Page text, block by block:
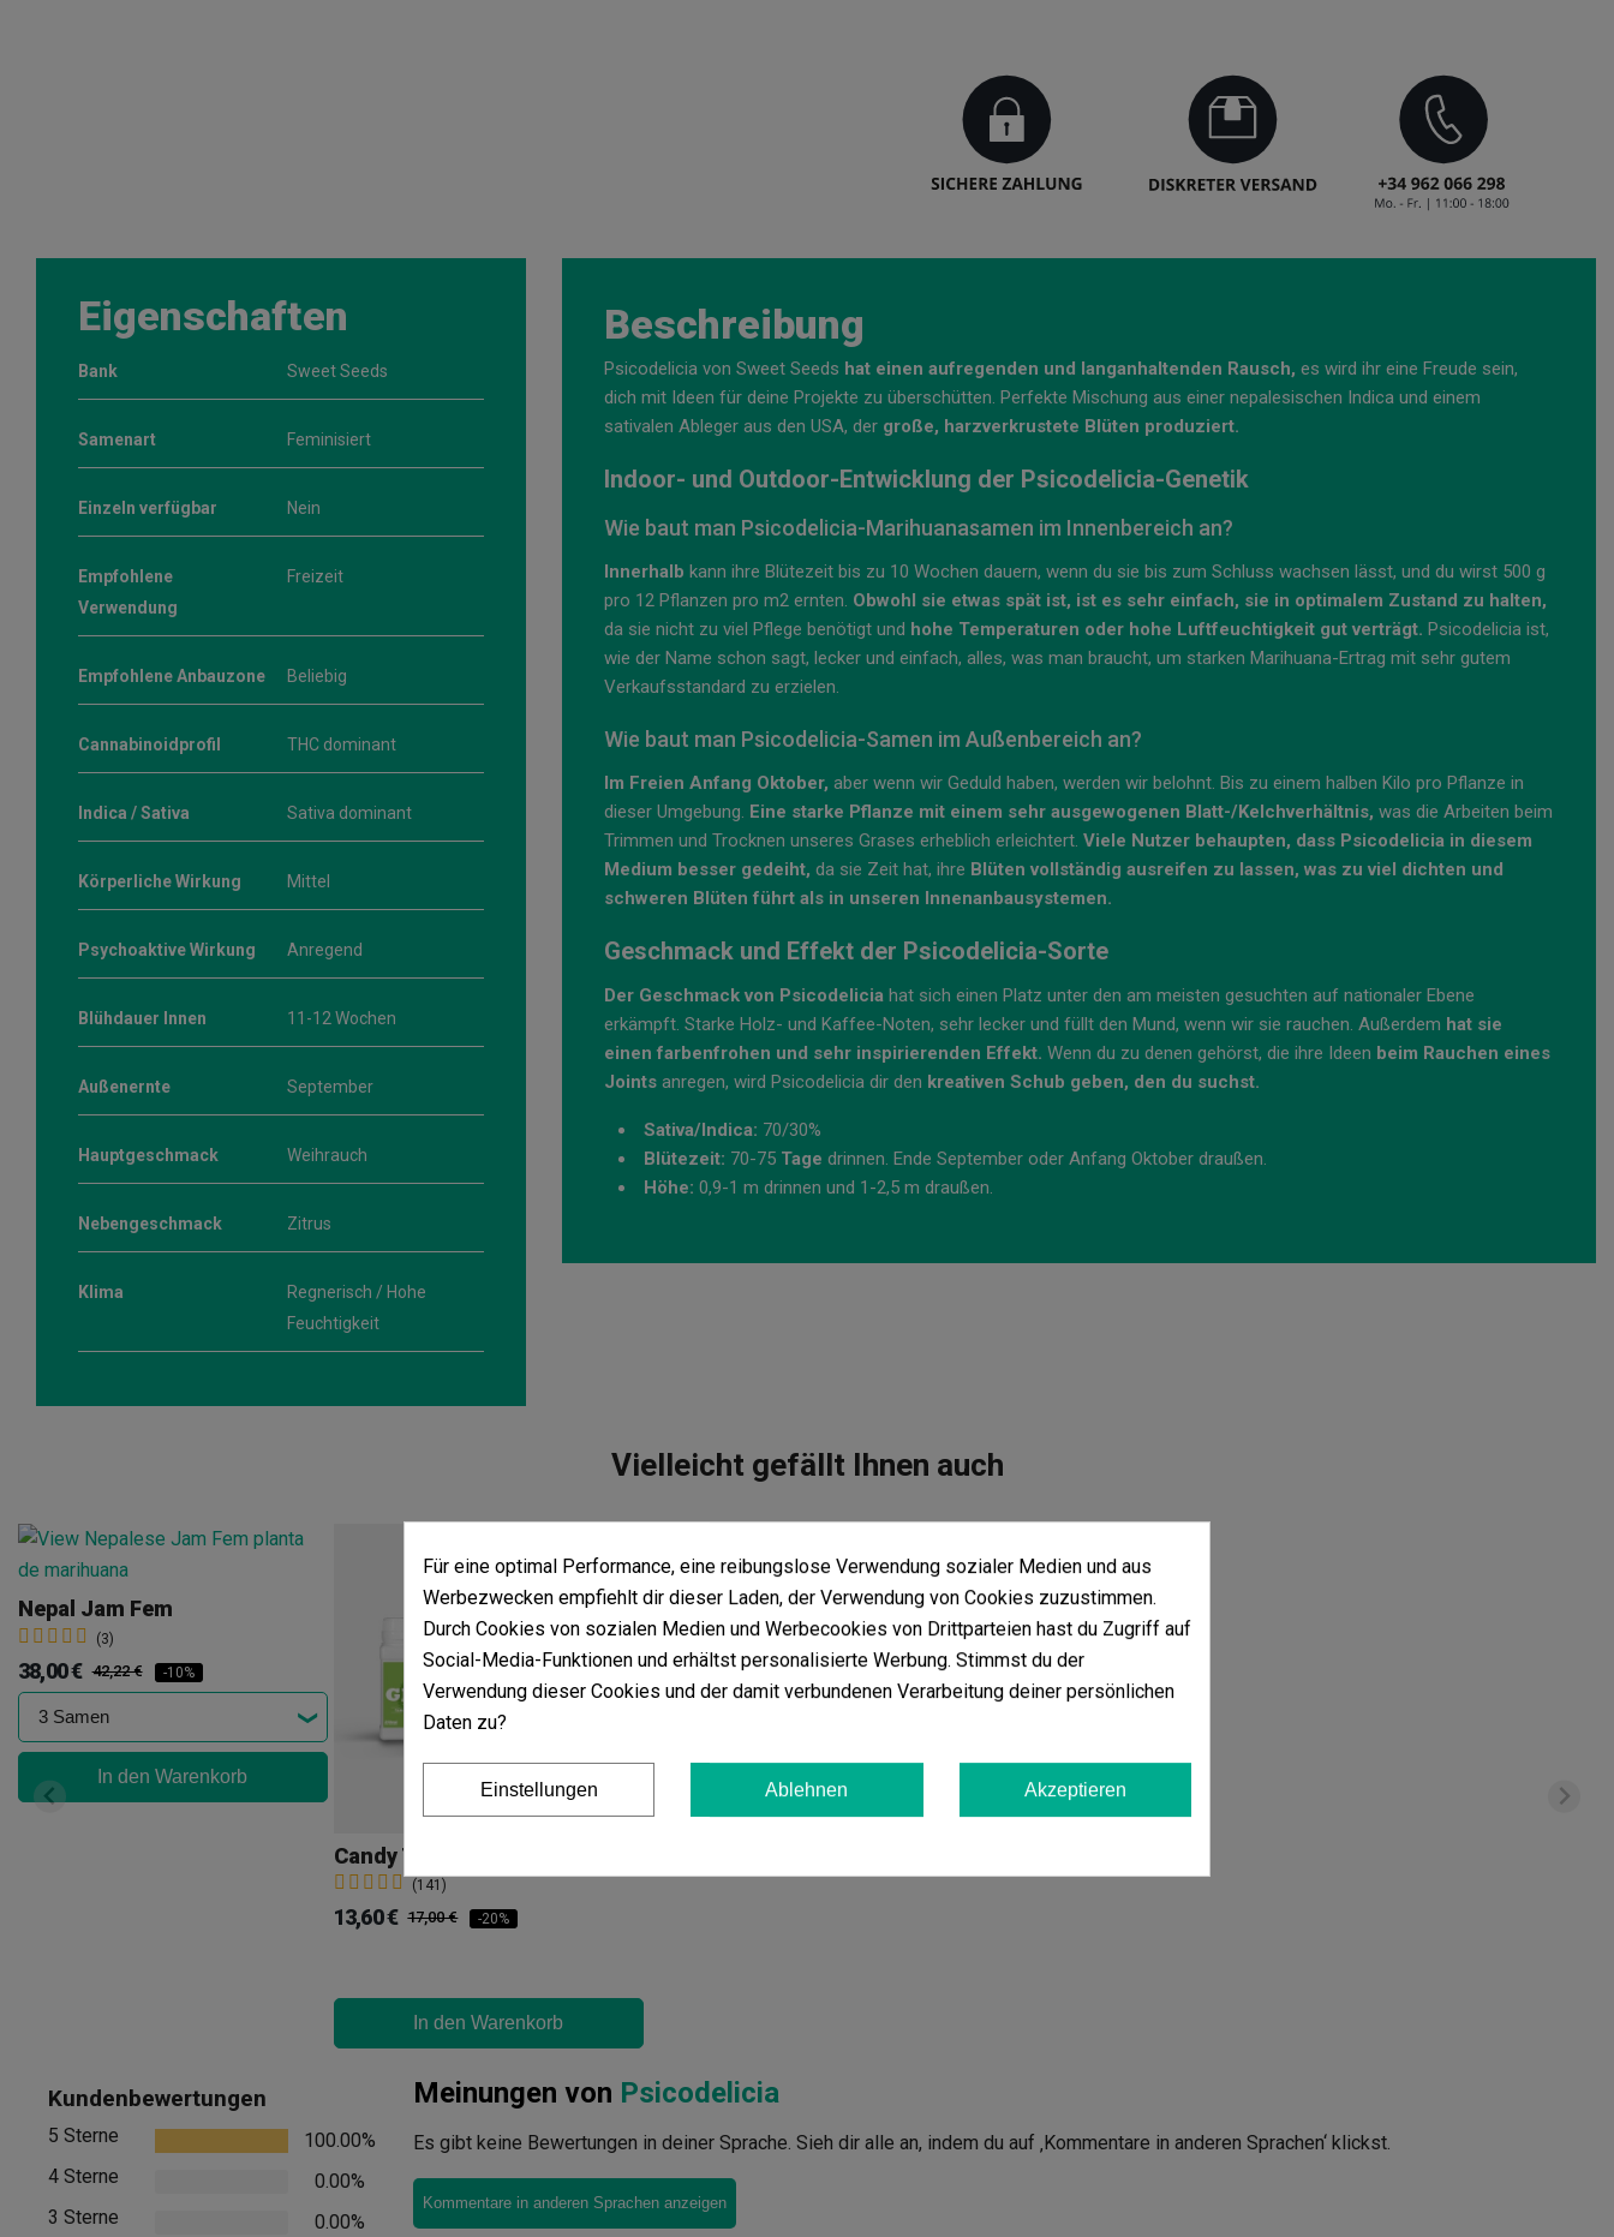
Eigenschaften
Bank Sweet Seeds
Samenart Feminisiert
Einzeln verfügbar Nein
Empfohlene
Verwendung
Freizeit
Empfohlene Anbauzone Beliebig
Cannabinoidprofil THC dominant
Indica / Sativa Sativa dominant
Körperliche Wirkung Mittel
Psychoaktive Wirkung Anregend
Blühdauer Innen 11-12 Wochen
Außenernte September
Hauptgeschmack Weihrauch
Nebengeschmack Zitrus
Klima
Regnerisch / Hohe
Feuchtigkeit
Beschreibung
Psicodelicia von Sweet Seeds hat einen aufregenden und langanhaltenden Rausch, es wird ihr eine Freude sein,
dich mit Ideen für deine Projekte zu überschütten. Perfekte Mischung aus einer nepalesischen Indica und einem
sativalen Ableger aus den USA, der große, harzverkrustete Blüten produziert.
Indoor- und Outdoor-Entwicklung der Psicodelicia-Genetik
Wie baut man Psicodelicia-Marihuanasamen im Innenbereich an?
Innerhalb kann ihre Blütezeit bis zu 10 Wochen dauern, wenn du sie bis zum Schluss wachsen lässt, und du wirst 500 g
pro 12 Pflanzen pro m2 ernten. Obwohl sie etwas spät ist, ist es sehr einfach, sie in optimalem Zustand zu halten,
da sie nicht zu viel Pflege benötigt und hohe Temperaturen oder hohe Luftfeuchtigkeit gut verträgt. Psicodelicia ist,
wie der Name schon sagt, lecker und einfach, alles, was man braucht, um starken Marihuana-Ertrag mit sehr gutem
Verkaufsstandard zu erzielen.
Wie baut man Psicodelicia-Samen im Außenbereich an?
Im Freien Anfang Oktober, aber wenn wir Geduld haben, werden wir belohnt. Bis zu einem halben Kilo pro Pflanze in
dieser Umgebung. Eine starke Pflanze mit einem sehr ausgewogenen Blatt-/Kelchverhältnis, was die Arbeiten beim
Trimmen und Trocknen unseres Grases erheblich erleichtert. Viele Nutzer behaupten, dass Psicodelicia in diesem
Medium besser gedeiht, da sie Zeit hat, ihre Blüten vollständig ausreifen zu lassen, was zu viel dichten und
schweren Blüten führt als in unseren Innenanbausystemen.
Geschmack und Effekt der Psicodelicia-Sorte
Der Geschmack von Psicodelicia hat sich einen Platz unter den am meisten gesuchten auf nationaler Ebene
erkämpft. Starke Holz- und Kaffee-Noten, sehr lecker und füllt den Mund, wenn wir sie rauchen. Außerdem hat sie
einen farbenfrohen und sehr inspirierenden Effekt. Wenn du zu denen gehörst, die ihre Ideen beim Rauchen eines
Joints anregen, wird Psicodelicia dir den kreativen Schub geben, den du suchst.
Sativa/Indica: 70/30%
Blütezeit: 70-75 Tage drinnen. Ende September oder Anfang Oktober draußen.
Höhe: 0,9-1 m drinnen und 1-2,5 m draußen.
Vielleicht gefällt Ihnen auch
Nepal Jam Fem
(3)
38,00 € 42,22 € -10%
In den Warenkorb
Candy Tripack
(141)
13,60 € 17,00 € -20%
In den Warenkorb
Leckere Kekse
(5)
10,20 € 12,00 € -15%
Kundenbewertungen
5 Sterne
100.00%
4 Sterne
0.00%
3 Sterne
0.00%
Meinungen von Psicodelicia
Es gibt keine Bewertungen in deiner Sprache. Sieh dir alle an, indem du auf ‚Kommentare in anderen Sprachen‘ klickst.
Kommentare in anderen Sprachen anzeigen
Für eine optimal Performance, eine reibungslose Verwendung sozialer Medien und aus
Werbezwecken empfiehlt dir dieser Laden, der Verwendung von Cookies zuzustimmen.
Durch Cookies von sozialen Medien und Werbecookies von Drittparteien hast du Zugriff auf
Social-Media-Funktionen und erhältst personalisierte Werbung. Stimmst du der
Verwendung dieser Cookies und der damit verbundenen Verarbeitung deiner persönlichen
Daten zu?
Einstellungen Ablehnen Akzeptieren